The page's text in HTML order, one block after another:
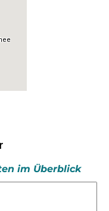
im Überblick